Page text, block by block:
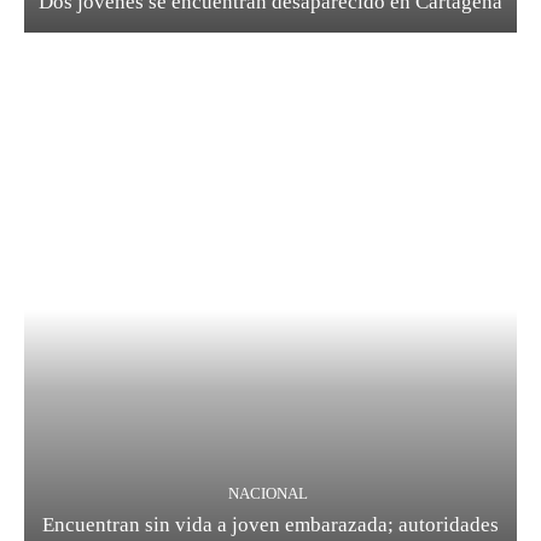
NACIONAL
Encuentran sin vida a joven embarazada; autoridades